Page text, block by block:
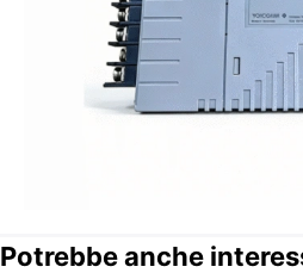
Potrebbe anche